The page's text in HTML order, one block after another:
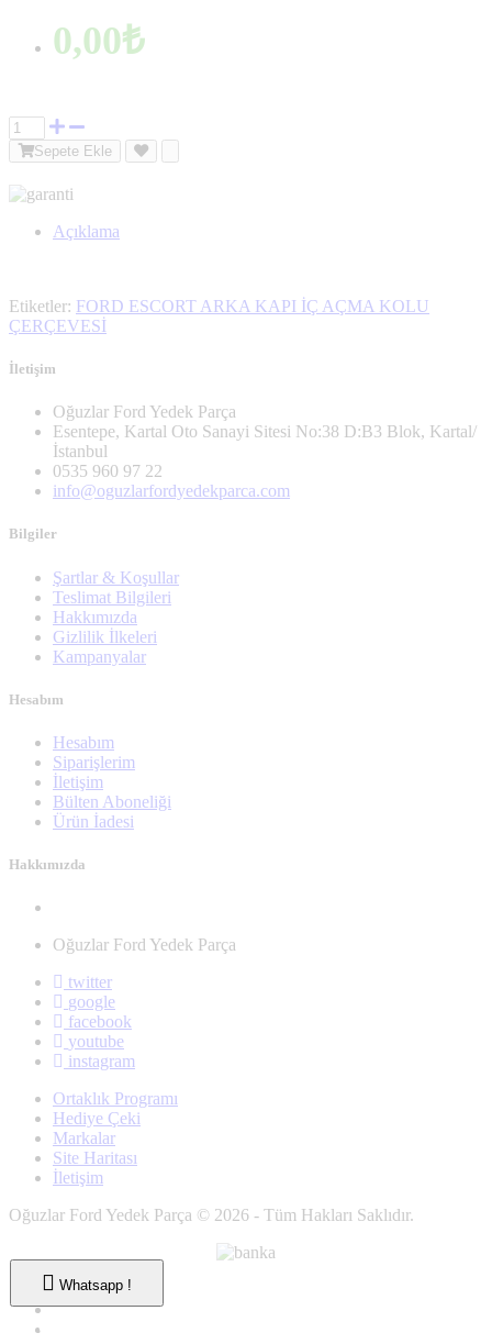
0,00₺
Sepete Ekle
Whatsapp !
Whatsapp !
Açıklama
Etiketler: FORD ESCORT ARKA KAPI İÇ AÇMA KOLU
ÇERÇEVESİ
İletişim
Oğuzlar Ford Yedek Parça
Esentepe, Kartal Oto Sanayi Sitesi No:38 D:B3 Blok, Kartal/
İstanbul
0535 960 97 22
info@oguzlarfordyedekparca.com
Bilgiler
Şartlar & Koşullar
Teslimat Bilgileri
Hakkımızda
Gizlilik İlkeleri
Kampanyalar
Hesabım
Hesabım
Siparişlerim
İletişim
Bülten Aboneliği
Ürün İadesi
Hakkımızda
Oğuzlar Ford Yedek Parça
twitter
google
facebook
youtube
instagram
Ortaklık Programı
Hediye Çeki
Markalar
Site Haritası
İletişim
Oğuzlar Ford Yedek Parça © 2026 - Tüm Hakları Saklıdır.